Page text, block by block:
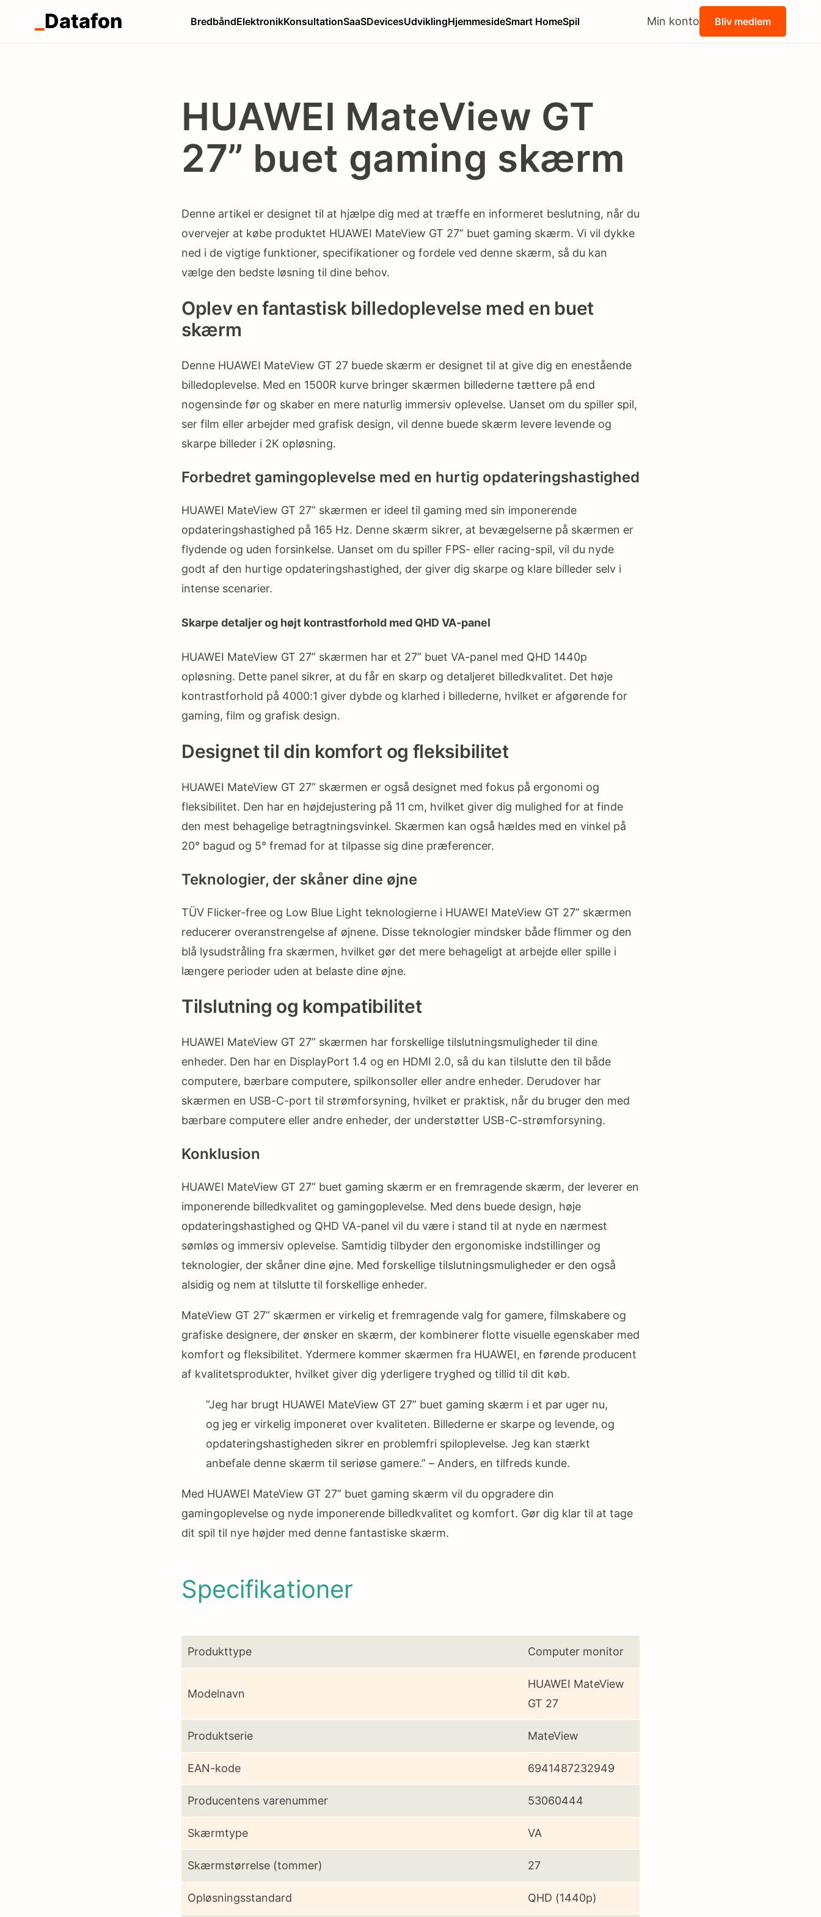
Datafon BredbåndElektronikKonsultationSaaSDevicesUdviklingHjemmesideSmart HomeSpil Min konto Bliv medlem
HUAWEI MateView GT
27” buet gaming skærm
Denne artikel er designet til at hjælpe dig med at træffe en informeret beslutning, når du
overvejer at købe produktet HUAWEI MateView GT 27” buet gaming skærm. Vi vil dykke
ned i de vigtige funktioner, specifikationer og fordele ved denne skærm, så du kan
vælge den bedste løsning til dine behov.
Oplev en fantastisk billedoplevelse med en buet
skærm
Denne HUAWEI MateView GT 27 buede skærm er designet til at give dig en enestående
billedoplevelse. Med en 1500R kurve bringer skærmen billederne tættere på end
nogensinde før og skaber en mere naturlig immersiv oplevelse. Uanset om du spiller spil,
ser film eller arbejder med grafisk design, vil denne buede skærm levere levende og
skarpe billeder i 2K opløsning.
Forbedret gamingoplevelse med en hurtig opdateringshastighed
HUAWEI MateView GT 27” skærmen er ideel til gaming med sin imponerende
opdateringshastighed på 165 Hz. Denne skærm sikrer, at bevægelserne på skærmen er
flydende og uden forsinkelse. Uanset om du spiller FPS- eller racing-spil, vil du nyde
godt af den hurtige opdateringshastighed, der giver dig skarpe og klare billeder selv i
intense scenarier.
Skarpe detaljer og højt kontrastforhold med QHD VA-panel
HUAWEI MateView GT 27” skærmen har et 27” buet VA-panel med QHD 1440p
opløsning. Dette panel sikrer, at du får en skarp og detaljeret billedkvalitet. Det høje
kontrastforhold på 4000:1 giver dybde og klarhed i billederne, hvilket er afgørende for
gaming, film og grafisk design.
Designet til din komfort og fleksibilitet
HUAWEI MateView GT 27” skærmen er også designet med fokus på ergonomi og
fleksibilitet. Den har en højdejustering på 11 cm, hvilket giver dig mulighed for at finde
den mest behagelige betragtningsvinkel. Skærmen kan også hældes med en vinkel på
20° bagud og 5° fremad for at tilpasse sig dine præferencer.
Teknologier, der skåner dine øjne
TÜV Flicker-free og Low Blue Light teknologierne i HUAWEI MateView GT 27” skærmen
reducerer overanstrengelse af øjnene. Disse teknologier mindsker både flimmer og den
blå lysudstråling fra skærmen, hvilket gør det mere behageligt at arbejde eller spille i
længere perioder uden at belaste dine øjne.
Tilslutning og kompatibilitet
HUAWEI MateView GT 27” skærmen har forskellige tilslutningsmuligheder til dine
enheder. Den har en DisplayPort 1.4 og en HDMI 2.0, så du kan tilslutte den til både
computere, bærbare computere, spilkonsoller eller andre enheder. Derudover har
skærmen en USB-C-port til strømforsyning, hvilket er praktisk, når du bruger den med
bærbare computere eller andre enheder, der understøtter USB-C-strømforsyning.
Konklusion
HUAWEI MateView GT 27” buet gaming skærm er en fremragende skærm, der leverer en
imponerende billedkvalitet og gamingoplevelse. Med dens buede design, høje
opdateringshastighed og QHD VA-panel vil du være i stand til at nyde en nærmest
sømløs og immersiv oplevelse. Samtidig tilbyder den ergonomiske indstillinger og
teknologier, der skåner dine øjne. Med forskellige tilslutningsmuligheder er den også
alsidig og nem at tilslutte til forskellige enheder.
MateView GT 27” skærmen er virkelig et fremragende valg for gamere, filmskabere og
grafiske designere, der ønsker en skærm, der kombinerer flotte visuelle egenskaber med
komfort og fleksibilitet. Ydermere kommer skærmen fra HUAWEI, en førende producent
af kvalitetsprodukter, hvilket giver dig yderligere tryghed og tillid til dit køb.
”Jeg har brugt HUAWEI MateView GT 27” buet gaming skærm i et par uger nu,
og jeg er virkelig imponeret over kvaliteten. Billederne er skarpe og levende, og
opdateringshastigheden sikrer en problemfri spiloplevelse. Jeg kan stærkt
anbefale denne skærm til seriøse gamere.” – Anders, en tilfreds kunde.
Med HUAWEI MateView GT 27” buet gaming skærm vil du opgradere din
gamingoplevelse og nyde imponerende billedkvalitet og komfort. Gør dig klar til at tage
dit spil til nye højder med denne fantastiske skærm.
Specifikationer
Produkttype Computer monitor
Modelnavn
HUAWEI MateView
GT 27
Produktserie MateView
EAN-kode 6941487232949
Producentens varenummer 53060444
Skærmtype VA
Skærmstørrelse (tommer) 27
Opløsningsstandard QHD (1440p)